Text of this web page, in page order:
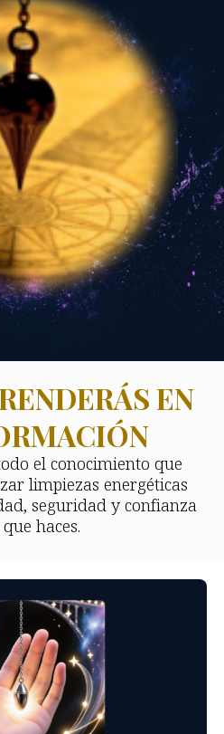
EN
el conocimiento que
limpiezas energéticas
seguridad y confianza
haces.